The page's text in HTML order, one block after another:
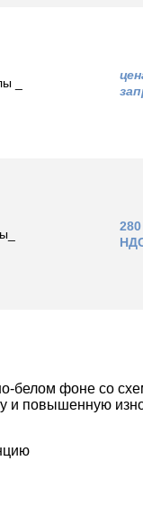
_
белом фоне со
и повышенную